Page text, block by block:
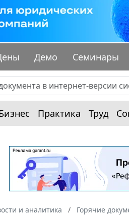
Демо Семинары
Практика Труд
и аналитика Горячие